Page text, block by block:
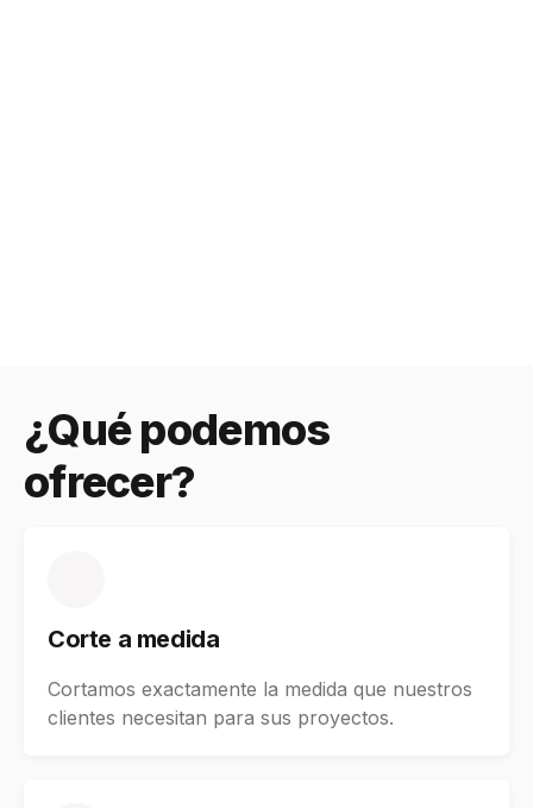
¿Qué podemos
ofrecer?
Corte a medida
Cortamos exactamente la medida que nuestros
clientes necesitan para sus proyectos.